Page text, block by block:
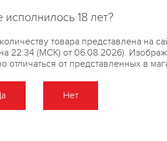
18 лет?
товара представлена на
22:34 (МСК) от 06.08.2026).
отличаться от представленных в
Нет